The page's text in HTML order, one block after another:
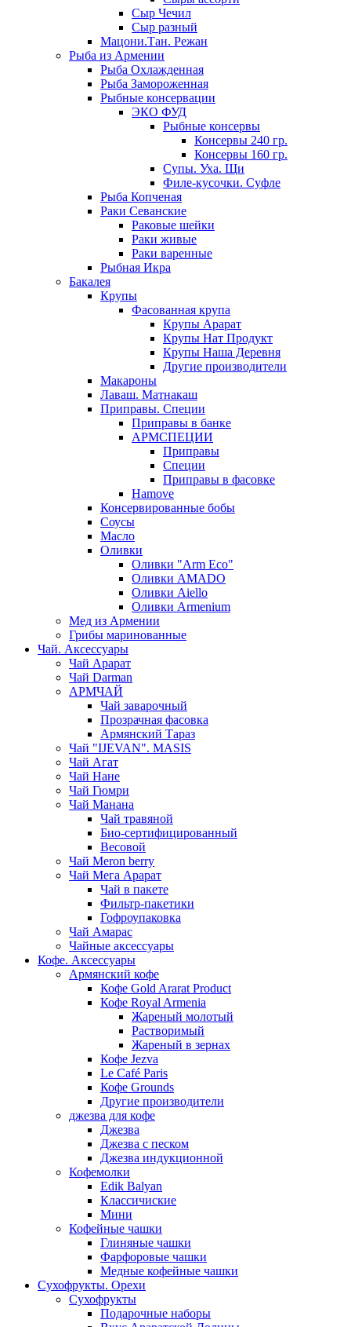
Сыр Чечил
Сыр разный
Мацони.Тан. Режан
Рыба из Армении
Рыба Охлажденная
Рыба Замороженная
Рыбные консервации
ЭКО ФУД
Рыбные консервы
Консервы 240 гр.
Консервы 160 гр.
Супы. Уха. Щи
Филе-кусочки. Суфле
Рыба Копченая
Раки Севанские
Раковые шейки
Раки живые
Раки варенные
Рыбная Икра
Бакалея
Крупы
Фасованная крупа
Крупы Арарат
Крупы Нат Продукт
Крупы Наша Деревня
Другие производители
Макароны
Лаваш. Матнакаш
Приправы. Специи
Приправы в банке
АРМСПЕЦИИ
Приправы
Специи
Приправы в фасовке
Hamove
Консервированные бобы
Соусы
Масло
Оливки
Оливки "Arm Eco"
Оливки AMADO
Оливки Aiello
Оливки Armenium
Мед из Армении
Грибы маринованные
Чай. Аксессуары
Чай Арарат
Чай Darman
АРМЧАЙ
Чай заварочный
Прозрачная фасовка
Армянский Тараз
Чай "IJEVAN". MASIS
Чай Агат
Чай Нане
Чай Гюмри
Чай Манана
Чай травяной
Био-сертифицированный
Весовой
Чай Meron berry
Чай Мега Арарат
Чай в пакете
Фильтр-пакетики
Гофроупаковка
Чай Амарас
Чайные аксессуары
Кофе. Аксессуары
Армянский кофе
Кофе Gold Ararat Product
Кофе Royal Armenia
Жареный молотый
Растворимый
Жареный в зернах
Кофе Jezva
Le Café Paris
Кофе Grounds
Другие производители
джезва для кофе
Джезва
Джезва с песком
Джезва индукционной
Кофемолки
Edik Balyan
Классичиские
Мини
Кофейные чашки
Глиняные чашки
Фарфоровые чашки
Медные кофейные чашки
Сухофрукты. Орехи
Сухофрукты
Подарочные наборы